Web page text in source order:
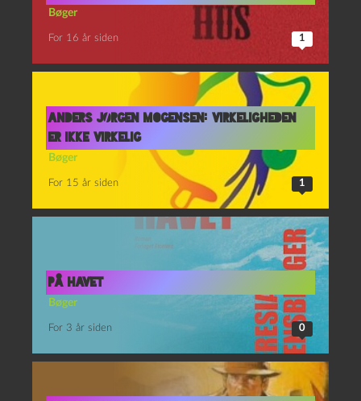
Bøger
For 16 år siden 1
Anders Jørgen Mogensen: Virkeligheden
er ikke virkelig
Bøger
For 15 år siden 1
På havet
Bøger
For 3 år siden 0